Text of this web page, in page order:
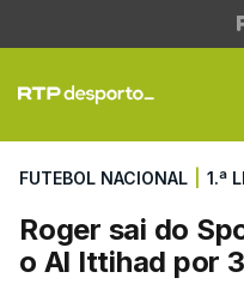
Roger
FUTEBOL NACIONAL 1.ª
Roger sai do
o Al Ittihad por